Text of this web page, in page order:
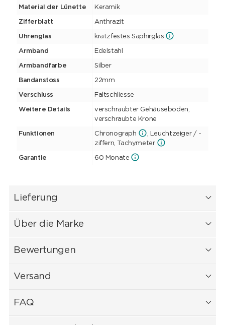
Material der Lünette Keramik
Zifferblatt Anthrazit
Uhrenglas kratzfestes Saphirglas
Armband Edelstahl
Armbandfarbe Silber
Bandanstoss 22mm
Verschluss Faltschliesse
Weitere Details
verschraubter Gehäuseboden,
verschraubte Krone
Funktionen Chronograph
, Leuchtzeiger / -
ziffern, Tachymeter
Garantie 60 Monate
Lieferung
Über die Marke
Bewertungen
Versand
FAQ